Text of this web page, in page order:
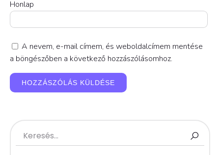
Honlap
A nevem, e-mail címem, és weboldalcímem mentése
a böngészőben a következő hozzászólásomhoz.